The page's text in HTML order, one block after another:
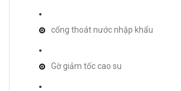
cống thoát nước nhập khẩu
Gờ giảm tốc cao su